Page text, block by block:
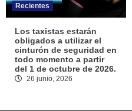
Recientes
Los taxistas estarán
obligados a utilizar el
cinturón de seguridad en
todo momento a partir
del 1 de octubre de 2026.
26 junio, 2026